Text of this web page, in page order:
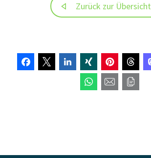
Zurück zur Übersicht